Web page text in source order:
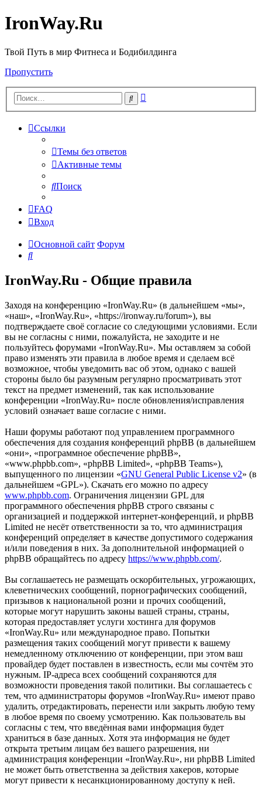
IronWay.Ru
Твой Путь в мир Фитнеса и Бодибилдинга
Пропустить
Поиск
Ссылки
Темы без ответов
Активные темы
Поиск
FAQ
Вход
Основной сайт Форум
Поиск
IronWay.Ru - Общие правила
Заходя на конференцию «IronWay.Ru» (в дальнейшем «мы»,
«наш», «IronWay.Ru», «https://ironway.ru/forum»), вы
подтверждаете своё согласие со следующими условиями. Если
вы не согласны с ними, пожалуйста, не заходите и не
пользуйтесь форумами «IronWay.Ru». Мы оставляем за собой
право изменять эти правила в любое время и сделаем всё
возможное, чтобы уведомить вас об этом, однако с вашей
стороны было бы разумным регулярно просматривать этот
текст на предмет изменений, так как использование
конференции «IronWay.Ru» после обновления/исправления
условий означает ваше согласие с ними.
Наши форумы работают под управлением программного
обеспечения для создания конференций phpBB (в дальнейшем
«они», «программное обеспечение phpBB»,
«www.phpbb.com», «phpBB Limited», «phpBB Teams»),
выпущенного по лицензии «GNU General Public License v2» (в
дальнейшем «GPL»). Скачать его можно по адресу
www.phpbb.com. Ограничения лицензии GPL для
программного обеспечения phpBB строго связаны с
организацией и поддержкой интернет-конференций, и phpBB
Limited не несёт ответственности за то, что администрация
конференций определяет в качестве допустимого содержания
и/или поведения в них. За дополнительной информацией о
phpBB обращайтесь по адресу https://www.phpbb.com/.
Вы соглашаетесь не размещать оскорбительных, угрожающих,
клеветнических сообщений, порнографических сообщений,
призывов к национальной розни и прочих сообщений,
которые могут нарушить законы вашей страны, страны,
которая предоставляет услуги хостинга для форумов
«IronWay.Ru» или международное право. Попытки
размещения таких сообщений могут привести к вашему
немедленному отключению от конференции, при этом ваш
провайдер будет поставлен в известность, если мы сочтём это
нужным. IP-адреса всех сообщений сохраняются для
возможности проведения такой политики. Вы соглашаетесь с
тем, что администраторы форумов «IronWay.Ru» имеют право
удалить, отредактировать, перенести или закрыть любую тему
в любое время по своему усмотрению. Как пользователь вы
согласны с тем, что введённая вами информация будет
храниться в базе данных. Хотя эта информация не будет
открыта третьим лицам без вашего разрешения, ни
администрация конференции «IronWay.Ru», ни phpBB Limited
не может быть ответственна за действия хакеров, которые
могут привести к несанкционированному доступу к ней.